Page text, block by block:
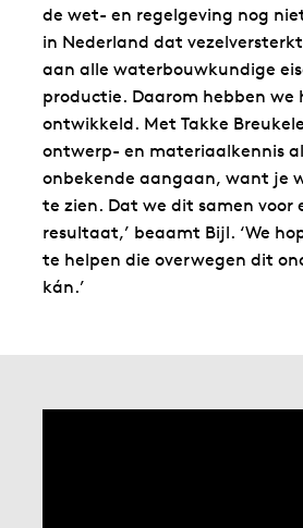
de wet- en regelgeving nog
in Nederland dat
aan alle waterbouwkundige
productie. Daarom hebben
ontwikkeld. Met Takke
ontwerp- en materiaalkennis
onbekende aangaan, want je
te zien. Dat we dit samen voor
resultaat,’ beaamt Bijl. ‘We
te helpen die overwegen dit
kán.’